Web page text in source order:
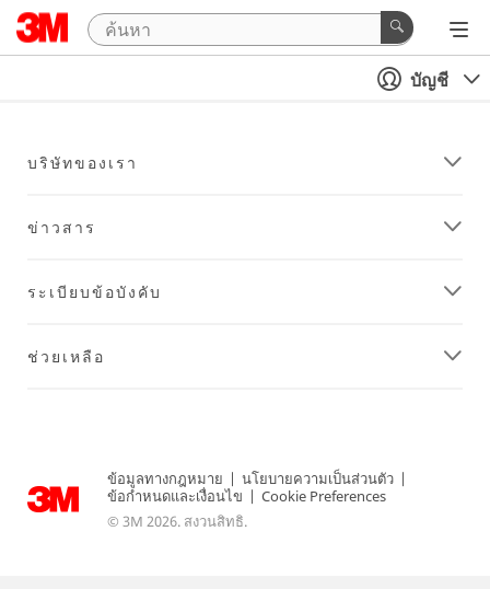
บัญชี
บริษัทของเรา
ข่าวสาร
ระเบียบข้อบังคับ
ช่วยเหลือ
ข้อมูลทางกฎหมาย | นโยบายความเป็นส่วนตัว |
ข้อกำหนดและเงื่อนไข | Cookie Preferences
© 3M 2026. สงวนสิทธิ.